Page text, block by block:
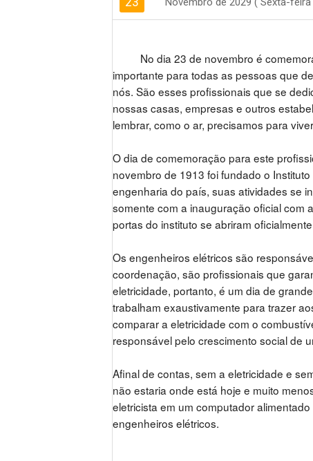
No dia 23 de novembro é
importante para todas as pessoas que
nós. São esses profissionais que se
nossas casas, empresas e outros
lembrar, como o ar, precisamos para
O dia de comemoração para este
novembro de 1913 foi fundado o
engenharia do país, suas atividades se
somente com a inauguração oficial com
portas do instituto se abriram
Os engenheiros elétricos são
coordenação, são profissionais que
eletricidade, portanto, é um dia de
trabalham exaustivamente para trazer
comparar a eletricidade com o
responsável pelo crescimento social de
Afinal de contas, sem a eletricidade e
não estaria onde está hoje e muito
eletricista em um computador
engenheiros elétricos.